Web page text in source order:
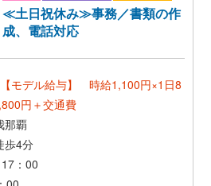
≪土日祝休み≫事務／書類の作
成、電話対応
モデル給与】 時給1,100円×1日8
円＋交通費
那覇
歩4分
：00